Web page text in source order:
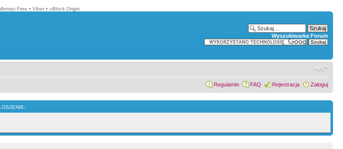
Free • Viber • uBlock Origin
Wyszukiwarka Forum
Regulamin FAQ Rejestracja Zaloguj